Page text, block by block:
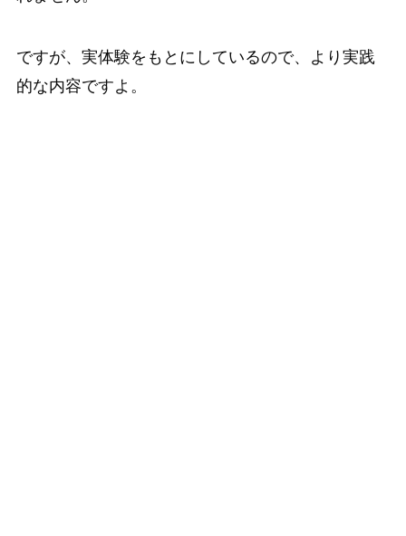
ですが、実体験をもとにしているので、より実践
的な内容ですよ。